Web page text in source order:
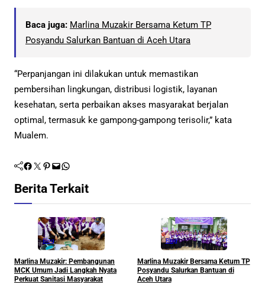
Baca juga: Marlina Muzakir Bersama Ketum TP
Posyandu Salurkan Bantuan di Aceh Utara
“Perpanjangan ini dilakukan untuk memastikan
pembersihan lingkungan, distribusi logistik, layanan
kesehatan, serta perbaikan akses masyarakat berjalan
optimal, termasuk ke gampong-gampong terisolir,” kata
Mualem.
Facebook Twitter Pinterest Mail WhatsApp
Berita Terkait
Blog
Marlina Muzakir: Pembangunan
MCK Umum Jadi Langkah Nyata
Perkuat Sanitasi Masyarakat
Blog
Marlina Muzakir Bersama Ketum TP
Posyandu Salurkan Bantuan di
Aceh Utara